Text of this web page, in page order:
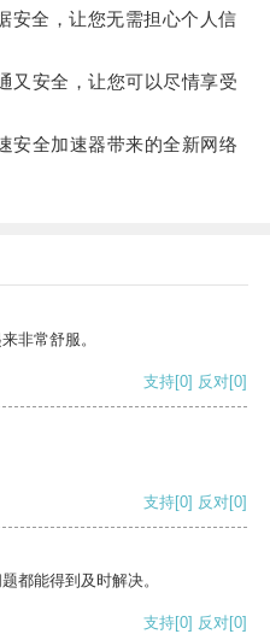
安全，让您无需担心个人信
安全，让您可以尽情享受
全加速器带来的全新网络
非常舒服。
支持[0] 反对[0]
支持[0] 反对[0]
都能得到及时解决。
支持[0] 反对[0]